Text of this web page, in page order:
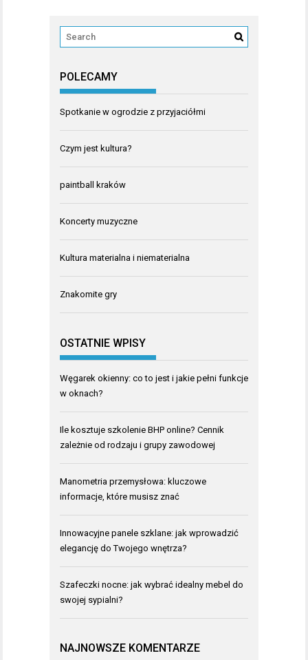
POLECAMY
Spotkanie w ogrodzie z przyjaciółmi
Czym jest kultura?
paintball kraków
Koncerty muzyczne
Kultura materialna i niematerialna
Znakomite gry
OSTATNIE WPISY
Węgarek okienny: co to jest i jakie pełni funkcje
w oknach?
Ile kosztuje szkolenie BHP online? Cennik
zależnie od rodzaju i grupy zawodowej
Manometria przemysłowa: kluczowe
informacje, które musisz znać
Innowacyjne panele szklane: jak wprowadzić
elegancję do Twojego wnętrza?
Szafeczki nocne: jak wybrać idealny mebel do
swojej sypialni?
NAJNOWSZE KOMENTARZE